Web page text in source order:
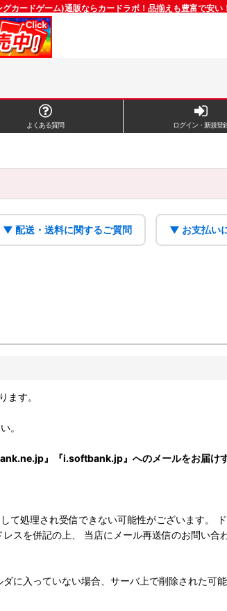
グカードゲーム)通販ならカードラボ！品揃えも豊富で安い
よくある質問 ログイン・新規登
▼ 配送・送料に関するご質問 ▼ お支払い
ます。
。
』『i.softbank.jp』へのメールをお届けす
て処理され受信できない可能性がございます
スを併記の上、 当店にメール再送信のお問い合
に入っていない場合、サーバ上で削除された可